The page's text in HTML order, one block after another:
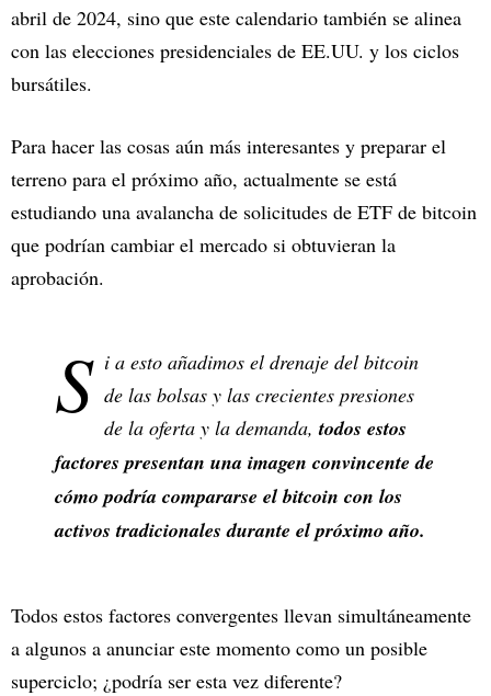
abril de 2024, sino que este calendario también se alinea
con las elecciones presidenciales de EE.UU. y los ciclos
bursátiles.
Para hacer las cosas aún más interesantes y preparar el
terreno para el próximo año, actualmente se está
estudiando una avalancha de solicitudes de ETF de bitcoin
que podrían cambiar el mercado si obtuvieran la
aprobación.
S i a esto añadimos el drenaje del bitcoin
de las bolsas y las crecientes presiones
de la oferta y la demanda,todos estos
factores presentan una imagen convincente de
cómo podría compararse el bitcoin con los
activos tradicionales durante el próximo año.
Todos estos factores convergentes llevan simultáneamente
a algunos a anunciar este momento como un posible
superciclo; ¿podría ser esta vez diferente?